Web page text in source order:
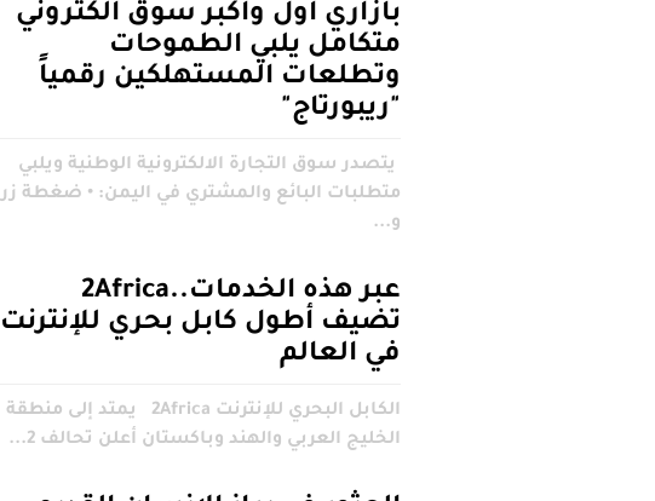
بازاري أول وأكبر سوق الكتروني
متكامل يلبي الطموحات
وتطلعات المستهلكين رقمياً
"ريبورتاج"
يتصدر سوق التجارة الالكترونية الوطنية ويلبي
متطلبات البائع والمشتري في اليمن: • ضغطة زر
و...
عبر هذه الخدمات..2Africa
تضيف أطول كابل بحري للإنترنت
في العالم
الكابل البحري للإنترنت 2Africa يمتد إلى منطقة
الخليج العربي والهند وباكستان أعلن تحالف 2...